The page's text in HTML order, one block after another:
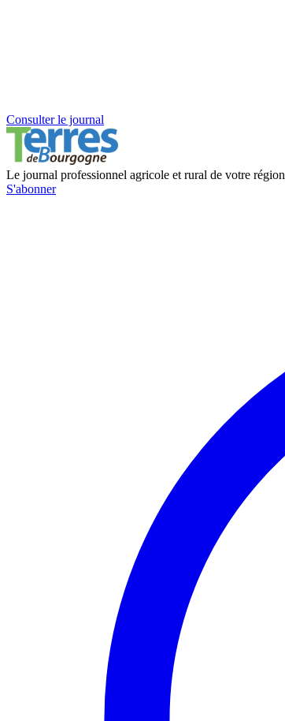
Consulter le journal
Le journal professionnel agricole et rural de votre région
S'abonner